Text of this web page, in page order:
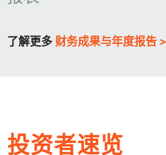
了解更多 财务成果与年度报告 >
投资者速览